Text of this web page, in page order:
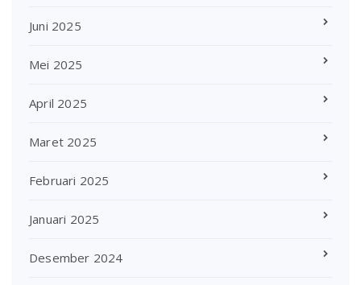
Juni 2025
Mei 2025
April 2025
Maret 2025
Februari 2025
Januari 2025
Desember 2024